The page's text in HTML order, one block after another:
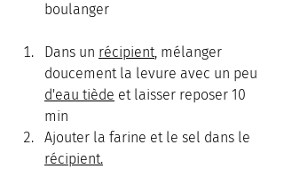
boulanger
Dans un récipient, mélanger
doucement la levure avec un peu
d'eau tiède et laisser reposer 10
min
Ajouter la farine et le sel dans le
récipient.